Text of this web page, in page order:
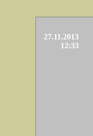
27.11.2013
12:33